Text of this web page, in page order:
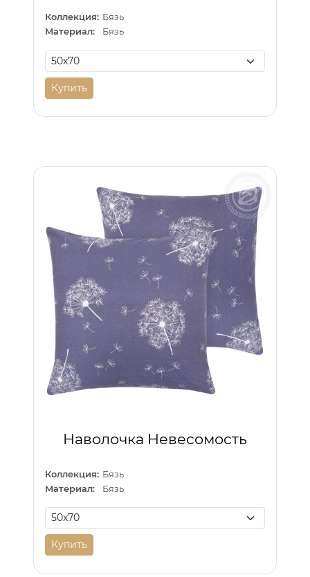
Коллекция: Бязь
Материал:
Бязь
Купить
Наволочка Невесомость
Коллекция: Бязь
Материал:
Бязь
Купить